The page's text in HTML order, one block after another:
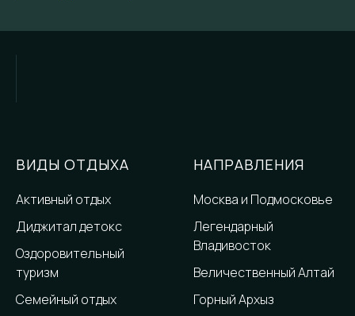
ВИДЫ ОТДЫХА
Активный отдых
Диджитал детокс
Оздоровительный
туризм
Семейный отдых
НАПРАВЛЕНИЯ
Москва и Подмосковье
Легендарный
Владивосток
Величественный Алтай
Горный Архыз